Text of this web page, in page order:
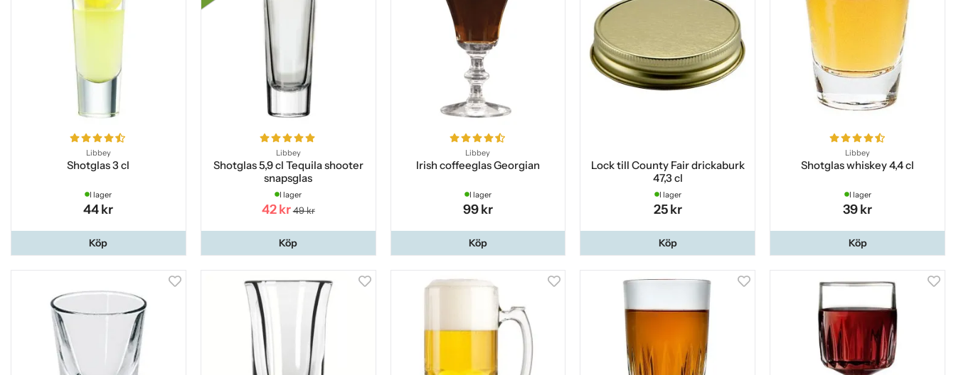
Libbey
Shotglas 3 cl
I lager
44 kr
Köp
Libbey
Shotglas 5,9 cl Tequila shooter
snapsglas
I lager
42 kr 49 kr
Köp
Libbey
Irish coffeeglas Georgian
I lager
99 kr
Köp
Lock till County Fair drickaburk
47,3 cl
I lager
25 kr
Köp
Libbey
Shotglas whiskey 4,4 cl
I lager
39 kr
Köp